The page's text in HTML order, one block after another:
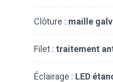
Clôture : maille
Filet : traitement
Éclairage : LED